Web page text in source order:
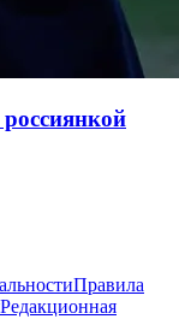
Правила
Редакционная